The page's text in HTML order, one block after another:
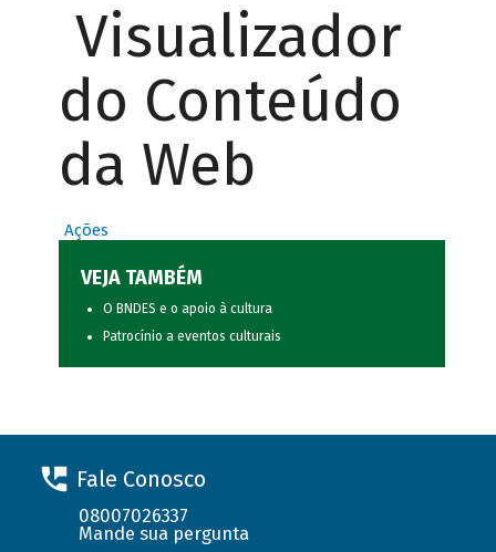
Visualizador
do Conteúdo
da Web
Ações
VEJA TAMBÉM
O BNDES e o apoio à cultura
Patrocínio a eventos culturais
Fale Conosco
08007026337
Mande sua pergunta